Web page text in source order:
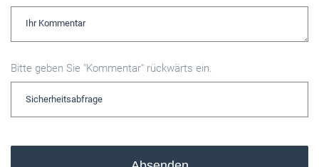
Bitte geben Sie "Kommentar" rückwärts ein.